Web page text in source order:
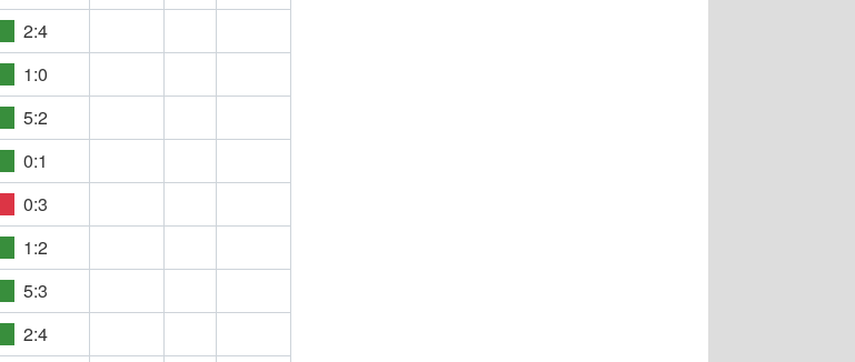
2:4
1:0
5:2
0:1
0:3
1:2
5:3
2:4